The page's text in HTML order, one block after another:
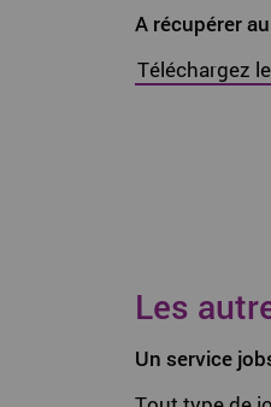
A récupérer
Téléchargez
Les
Un service